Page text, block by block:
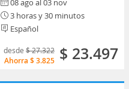
08 ago al 03 nov
3 horas y 30 minutos
Español
desde $ 27.322
Ahorra $ 3.825 $ 23.497